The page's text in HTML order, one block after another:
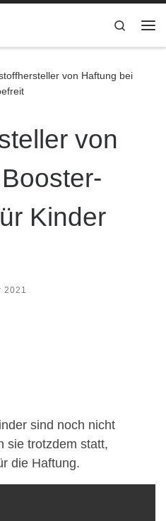
Search
von Haftung bei
von
Kinder
2021
sind noch nicht
sie trotzdem statt,
die Haftung.